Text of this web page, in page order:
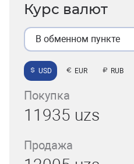
Курс валют
В обменном пункте
USD EUR RUB
Покупка
11935 uzs
Продажа